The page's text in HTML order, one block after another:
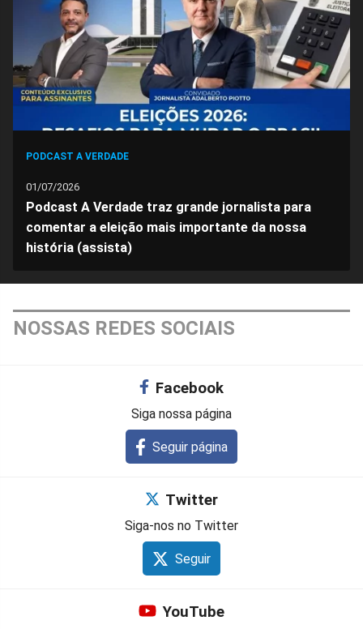
FacebookWhatsappTwitterMessengerTelegramGettr
PODCAST A VERDADE
01/07/2026
Podcast A Verdade traz grande jornalista para
comentar a eleição mais importante da nossa
história (assista)
NOSSAS REDES SOCIAIS
Facebook
Siga nossa página
Seguir página
Twitter
Siga-nos no Twitter
Seguir
YouTube